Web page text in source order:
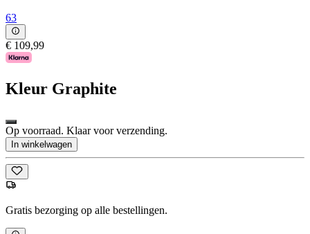
63
€ 109,99
Kleur Graphite
Op voorraad. Klaar voor verzending.
In winkelwagen
Gratis bezorging op alle bestellingen.